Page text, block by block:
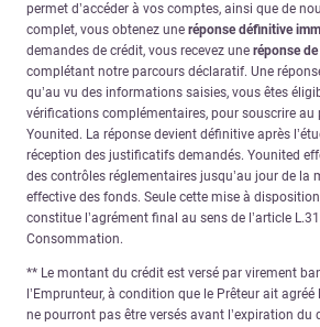
permet d’accéder à vos comptes, ainsi que de
complet, vous obtenez une réponse définitive
demandes de crédit, vous recevez une réponse
complétant notre parcours déclaratif. Une
qu’au vu des informations saisies, vous êtes
vérifications complémentaires, pour souscrire
Younited. La réponse devient définitive après
réception des justificatifs demandés. Younited
des contrôles réglementaires jusqu’au jour de la
effective des fonds. Seule cette mise à
constitue l’agrément final au sens de l’article
Consommation.
** Le montant du crédit est versé par virement
l’Emprunteur, à condition que le Prêteur ait agréé
ne pourront pas être versés avant l’expiration du